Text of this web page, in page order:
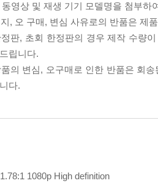
영상 및 재생 기기 모델명을 첨부하
, 오 구매, 변심 사유로의 반품은 제
판, 초회 한정판의 경우 제작 수량
립니다.
의 변심, 오구매로 인한 반품은 회
다.
1080p High definition